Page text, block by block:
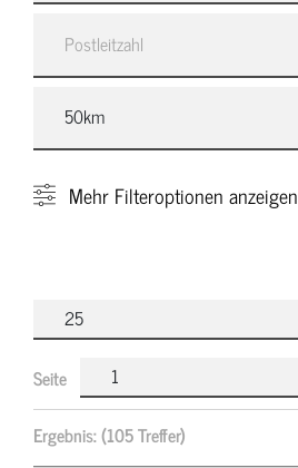
Mehr Filteroptionen anzeigen
Seite
Ergebnis:(105 Treffer)